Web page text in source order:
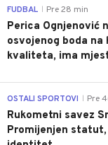
FUDBAL Pre 28 min
Perica Ognjenović
osvojenog boda na
kvaliteta, ima
OSTALI SPORTOVI Pre
Rukometni savez
Promijenjen